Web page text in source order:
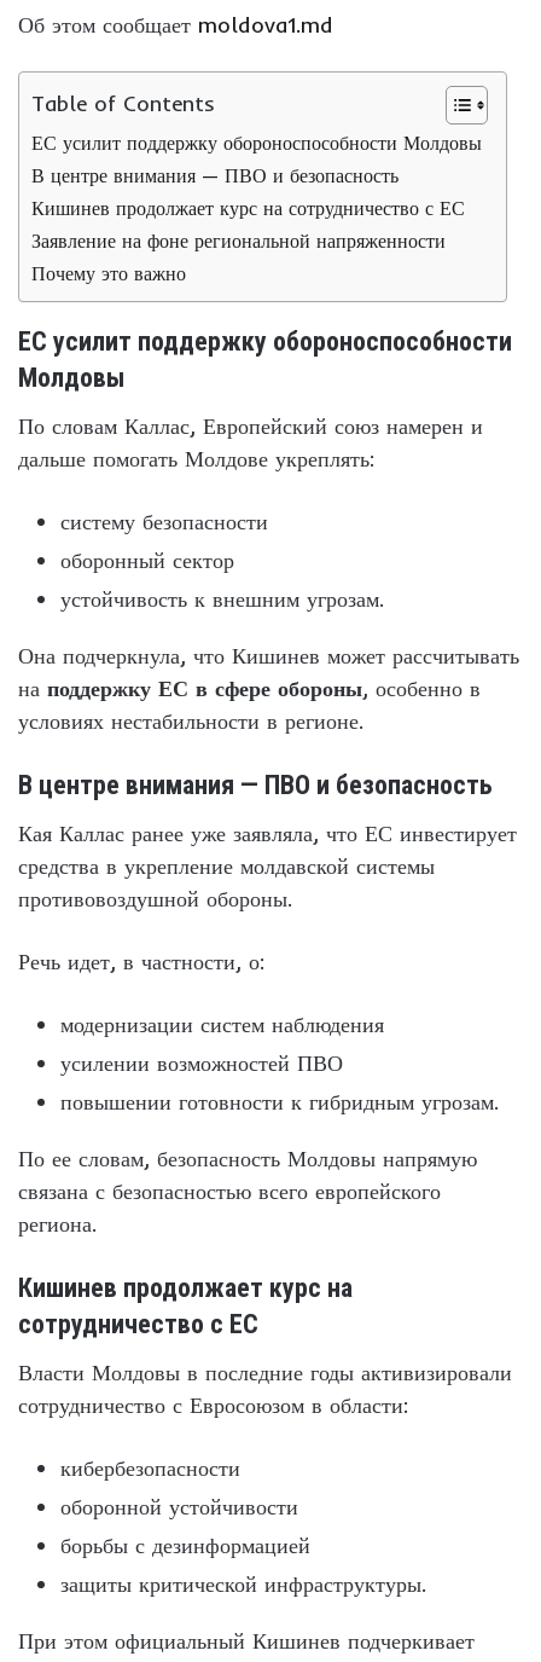
Об этом сообщает moldova1.md
Table of Contents
ЕС усилит поддержку обороноспособности Молдовы
В центре внимания — ПВО и безопасность
Кишинев продолжает курс на сотрудничество с ЕС
Заявление на фоне региональной напряженности
Почему это важно
ЕС усилит поддержку обороноспособности
Молдовы
По словам Каллас, Европейский союз намерен и
дальше помогать Молдове укреплять:
систему безопасности
оборонный сектор
устойчивость к внешним угрозам.
Она подчеркнула, что Кишинев может рассчитывать
на поддержку ЕС в сфере обороны, особенно в
условиях нестабильности в регионе.
В центре внимания — ПВО и безопасность
Кая Каллас ранее уже заявляла, что ЕС инвестирует
средства в укрепление молдавской системы
противовоздушной обороны.
Речь идет, в частности, о:
модернизации систем наблюдения
усилении возможностей ПВО
повышении готовности к гибридным угрозам.
По ее словам, безопасность Молдовы напрямую
связана с безопасностью всего европейского
региона.
Кишинев продолжает курс на
сотрудничество с ЕС
Власти Молдовы в последние годы активизировали
сотрудничество с Евросоюзом в области:
кибербезопасности
оборонной устойчивости
борьбы с дезинформацией
защиты критической инфраструктуры.
При этом официальный Кишинев подчеркивает